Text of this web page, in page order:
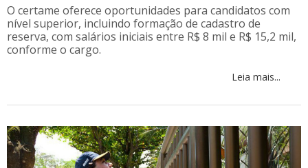
O certame oferece oportunidades para candidatos com
nível superior, incluindo formação de cadastro de
reserva, com salários iniciais entre R$ 8 mil e R$ 15,2 mil,
conforme o cargo.
Leia mais...